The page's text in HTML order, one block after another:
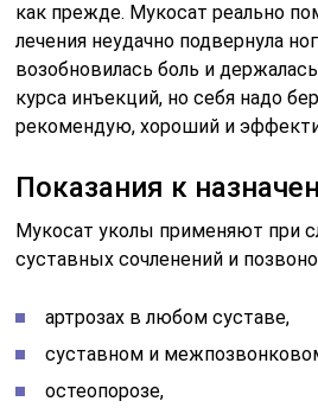
как прежде. Мукосат реально
лечения неудачно подвернула
возобновилась боль и
курса инъекций, но себя надо
рекомендую, хороший и
Показания к
Мукосат уколы применяют при
суставных сочленений и
артрозах в любом суставе,
суставном и
остеопорозе,